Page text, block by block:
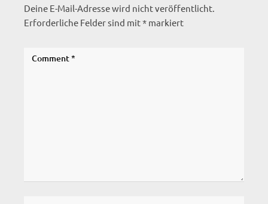
Deine E-Mail-Adresse wird nicht veröffentlicht.
Erforderliche Felder sind mit* markiert